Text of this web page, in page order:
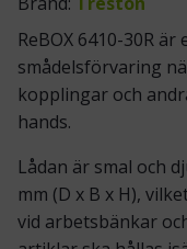
ReBOX 6410-30R
smådelsförvaring
kopplingar och
hands.
Lådan är smal och
mm (D x B x H),
vid arbetsbänkar